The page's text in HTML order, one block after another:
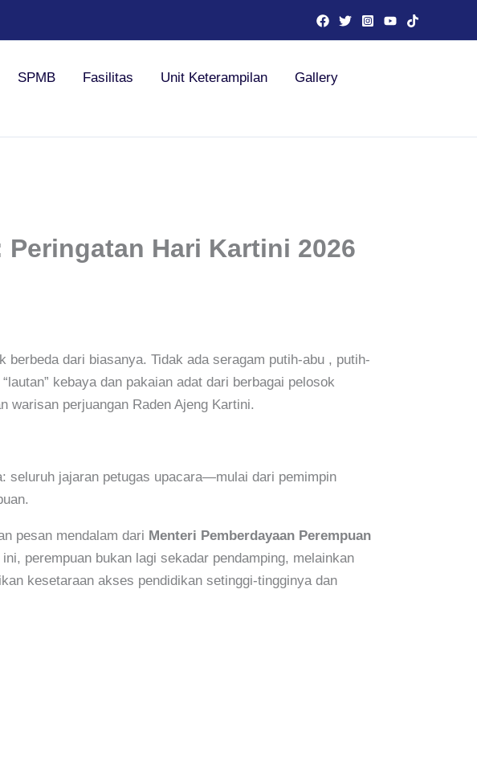
SPMB Fasilitas Unit Keterampilan
Gallery
Hari Kartini 2026
dari biasanya. Tidak ada seragam putih-abu , putih-
kebaya dan pakaian adat dari berbagai pelosok
warisan perjuangan Raden Ajeng Kartini.
seluruh jajaran petugas upacara—mulai dari pemimpin
pesan mendalam dari Menteri Pemberdayaan Perempuan
perempuan bukan lagi sekadar pendamping, melainkan
kesetaraan akses pendidikan setinggi-tingginya dan